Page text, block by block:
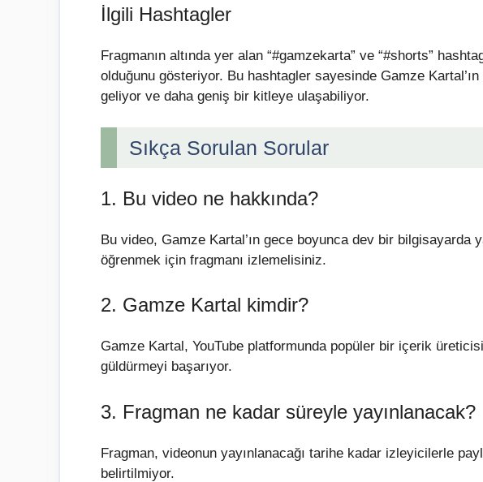
İlgili Hashtagler
Fragmanın altında yer alan “#gamzekarta” ve “#shorts”
olduğunu gösteriyor. Bu hashtagler sayesinde Gamze
geliyor ve daha geniş bir kitleye ulaşabiliyor.
Sıkça Sorulan Sorular
1. Bu video ne hakkında?
Bu video, Gamze Kartal’ın gece boyunca dev bir bilgisayarda
öğrenmek için fragmanı izlemelisiniz.
2. Gamze Kartal kimdir?
Gamze Kartal, YouTube platformunda popüler bir içerik
güldürmeyi başarıyor.
3. Fragman ne kadar süreyle yayınlanacak?
Fragman, videonun yayınlanacağı tarihe kadar izleyicilerle
belirtilmiyor.